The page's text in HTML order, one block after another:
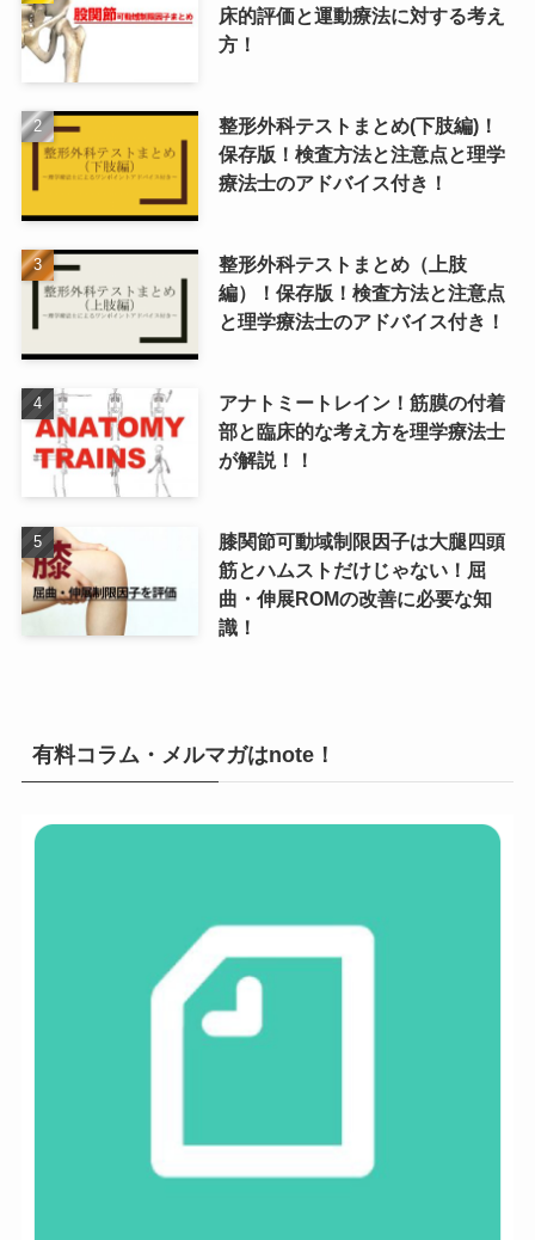
床的評価と運動療法に対する考え
方！
整形外科テストまとめ(下肢編)！
保存版！検査方法と注意点と理学
療法士のアドバイス付き！
整形外科テストまとめ（上肢
編）！保存版！検査方法と注意点
と理学療法士のアドバイス付き！
アナトミートレイン！筋膜の付着
部と臨床的な考え方を理学療法士
が解説！！
膝関節可動域制限因子は大腿四頭
筋とハムストだけじゃない！屈
曲・伸展ROMの改善に必要な知
識！
有料コラム・メルマガはnote！